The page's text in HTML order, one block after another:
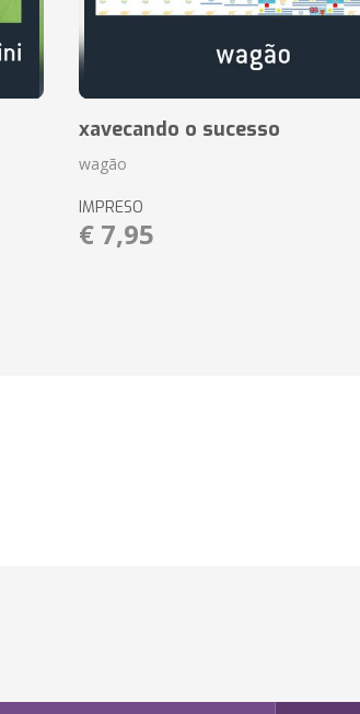
xavecando o sucesso
wagão
IMPRESO
€ 7,95